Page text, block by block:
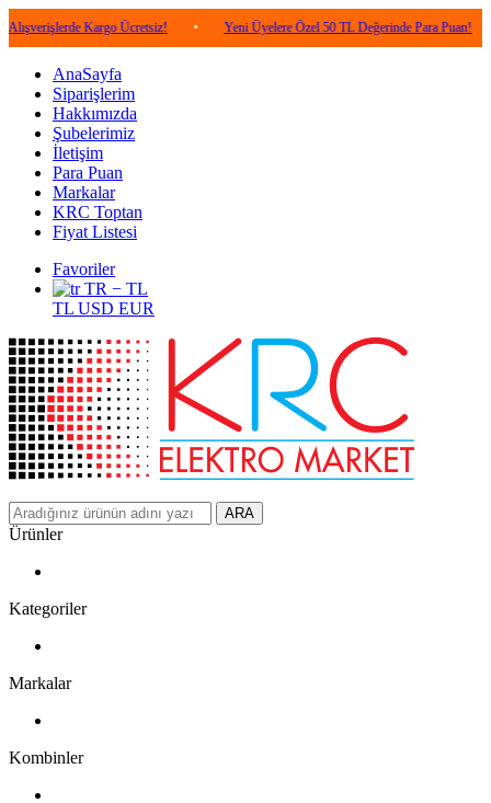
Kargo Ücretsiz! • Yeni Üyelere Özel 50 TL Değerinde Para Puan! •
AnaSayfa
Siparişlerim
Hakkımızda
Şubelerimiz
İletişim
Para Puan
Markalar
KRC Toptan
Fiyat Listesi
Favoriler
TR − TL
TL USD EUR
ARA
Ürünler
Kategoriler
Markalar
Kombinler